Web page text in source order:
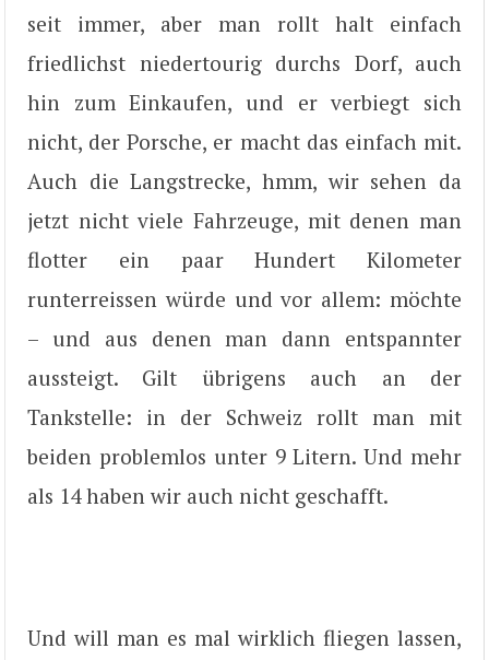
seit immer, aber man rollt halt einfach
friedlichst niedertourig durchs Dorf, auch
hin zum Einkaufen, und er verbiegt sich
nicht, der Porsche, er macht das einfach mit.
Auch die Langstrecke, hmm, wir sehen da
jetzt nicht viele Fahrzeuge, mit denen man
flotter ein paar Hundert Kilometer
runterreissen würde und vor allem: möchte
– und aus denen man dann entspannter
aussteigt. Gilt übrigens auch an der
Tankstelle: in der Schweiz rollt man mit
beiden problemlos unter 9 Litern. Und mehr
als 14 haben wir auch nicht geschafft.
Und will man es mal wirklich fliegen lassen,